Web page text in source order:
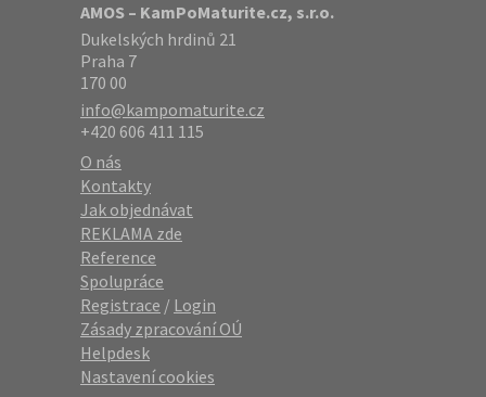
AMOS – KamPoMaturite.cz, s.r.o.
Dukelských hrdinů 21
Praha 7
170 00
info@kampomaturite.cz
+420 606 411 115
O nás
Kontakty
Jak objednávat
REKLAMA zde
Reference
Spolupráce
Registrace / Login
Zásady zpracování OÚ
Helpdesk
Nastavení cookies